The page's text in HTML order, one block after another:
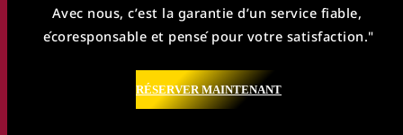
Avec nous, c’est la garantie d’un service fiable,
écoresponsable et pensé pour votre satisfaction."
RÉSERVER MAINTENANT